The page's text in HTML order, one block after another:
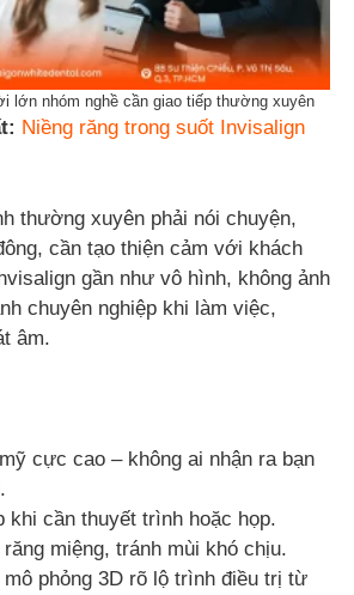
lớn nhóm nghề cần giao tiếp thường xuyên
Niềng răng trong suốt Invisalign
thường xuyên phải nói chuyện,
cần tạo thiện cảm với khách
gần như vô hình, không ảnh
chuyên nghiệp khi làm việc,
âm.
cực cao – không ai nhận ra bạn
khi cần thuyết trình hoặc họp.
miệng, tránh mùi khó chịu.
mô phỏng 3D rõ lộ trình điều trị từ